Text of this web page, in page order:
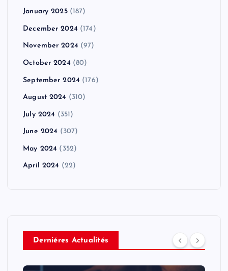
January 2025(187)
December 2024 (174)
November 2024 (97)
October 2024 (80)
September 2024 (176)
August 2024 (310)
July 2024 (351)
June 2024 (307)
May 2024 (352)
April 2024 (22)
Derniéres Actualités